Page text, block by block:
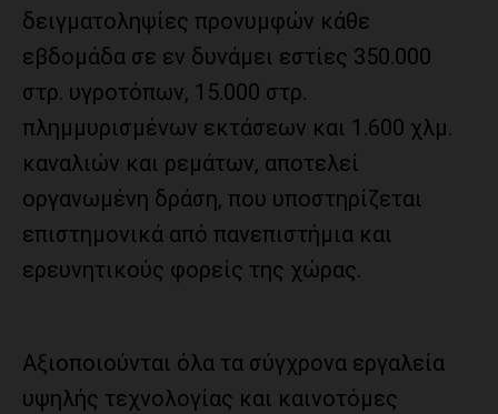
δειγματοληψίες προνυμφών κάθε
εβδομάδα σε εν δυνάμει εστίες 350.000
στρ. υγροτόπων, 15.000 στρ.
πλημμυρισμένων εκτάσεων και 1.600 χλμ.
καναλιών και ρεμάτων, αποτελεί
οργανωμένη δράση, που υποστηρίζεται
επιστημονικά από πανεπιστήμια και
ερευνητικούς φορείς της χώρας.
Αξιοποιούνται όλα τα σύγχρονα εργαλεία
υψηλής τεχνολογίας και καινοτόμες